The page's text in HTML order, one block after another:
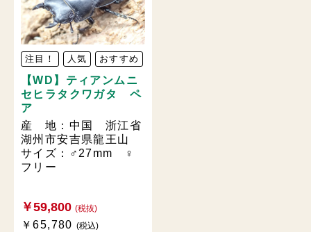
注目！ 人気 おすすめ
【WD】ティアンムニ
セヒラタクワガタ ペ
ア
産 地：中国 浙江省
湖州市安吉県龍王山
サイズ：♂27mm ♀
フリー
￥59,800 (税抜)
￥65,780(税込)